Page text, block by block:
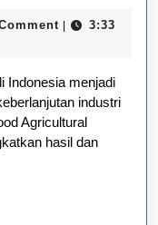
Petani
Melalui
Penerapan
Good
3:33
Indonesia menjadi
industri
Agricultural
hasil dan